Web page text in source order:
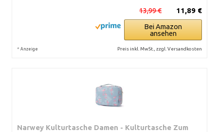
11,89 €
13,99 €
Bei Amazon
ansehen
* Anzeige Preis inkl. MwSt., zzgl. Versandkosten
Narwey Kulturtasche Damen - Kulturtasche Zum